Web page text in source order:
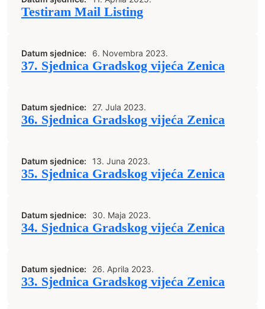
Testiram Mail Listing
Datum sjednice: 6. Novembra 2023.
37. Sjednica Gradskog vijeća Zenica
Datum sjednice: 27. Jula 2023.
36. Sjednica Gradskog vijeća Zenica
Datum sjednice: 13. Juna 2023.
35. Sjednica Gradskog vijeća Zenica
Datum sjednice: 30. Maja 2023.
34. Sjednica Gradskog vijeća Zenica
Datum sjednice: 26. Aprila 2023.
33. Sjednica Gradskog vijeća Zenica